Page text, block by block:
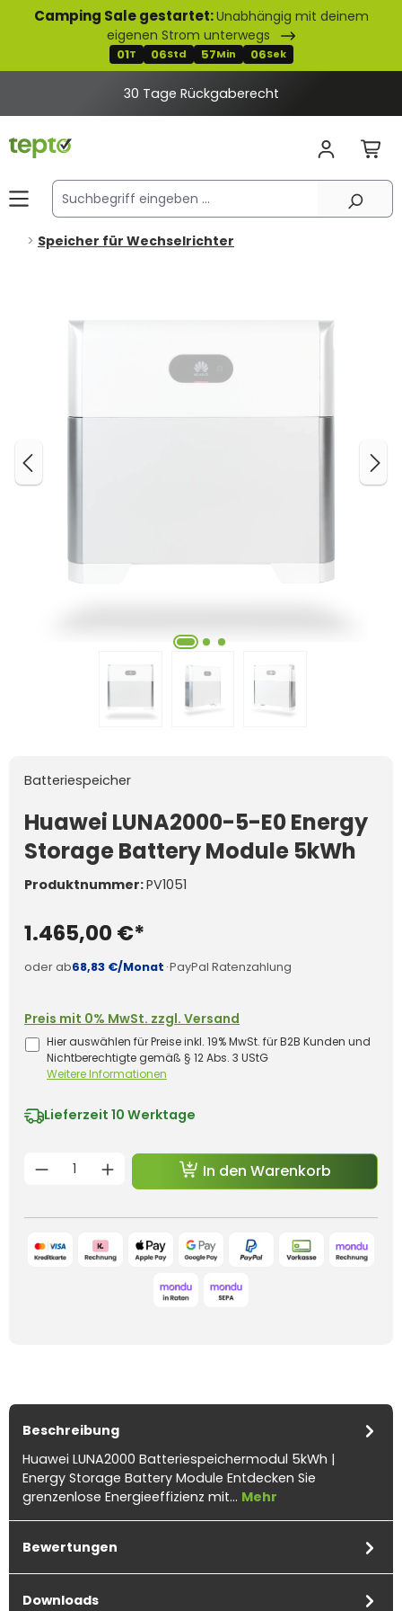
springen
Camping Sale gestartet:Unabhängig mit deinem
eigenen Strom unterwegs
01T 06Std 57Min 06Sek
30 Tage Rückgaberecht
Speicher für Wechselrichter
Batteriespeicher
Huawei LUNA2000-5-E0 Energy
Storage Battery Module 5kWh
Produktnummer:PV1051
1.465,00 €*
oder ab68,83 €/Monat ·PayPal Ratenzahlung
Preis mit 0% MwSt. zzgl. Versand
Hier auswählen für Preise inkl. 19% MwSt. für B2B Kunden und
Nichtberechtigte gemäß § 12 Abs. 3 UStG
Weitere Informationen
Lieferzeit 10 Werktage
Produkt Anzahl: Gib den
In den Warenkorb
Beschreibung
Huawei LUNA2000 Batteriespeichermodul 5kWh |
Energy Storage Battery Module Entdecken Sie
grenzenlose Energieeffizienz mit… Mehr
Bewertungen
Downloads